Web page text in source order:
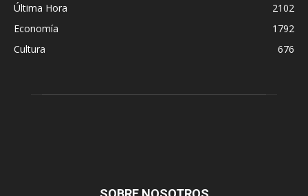
Última Hora
2102
Economía
1792
Cultura
676